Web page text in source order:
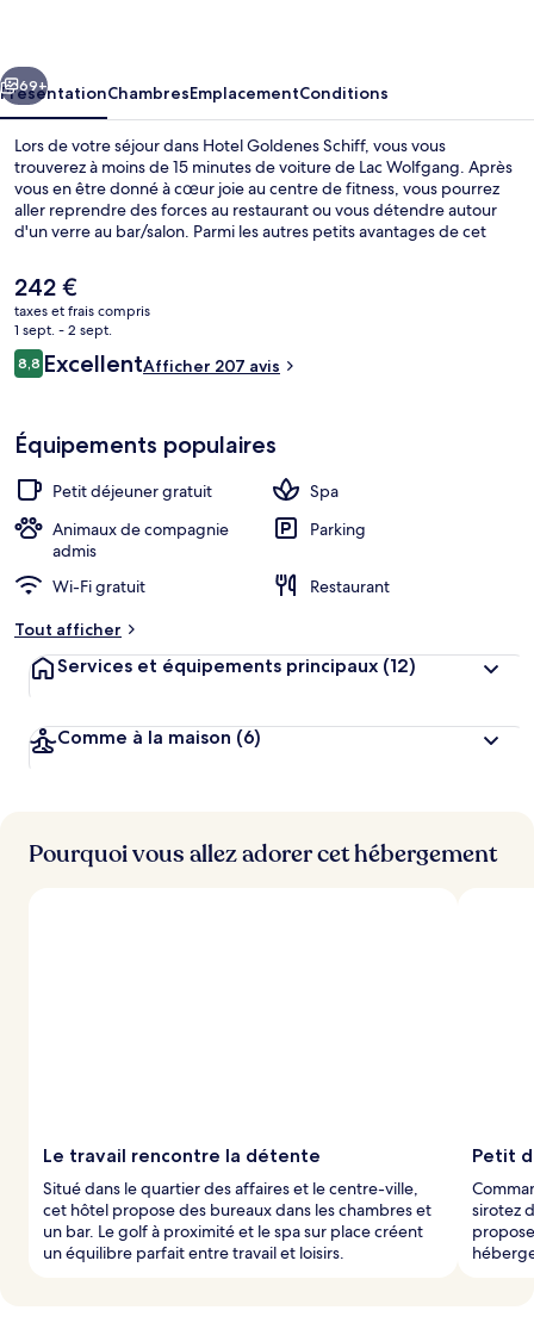
Suivant
69+
PrésentationChambresEmplacementConditions
Lors de votre séjour dans Hotel Goldenes Schiff, vous vous
trouverez à moins de 15 minutes de voiture de Lac Wolfgang. Après
vous en être donné à cœur joie au centre de fitness, vous pourrez
aller reprendre des forces au restaurant ou vous détendre autour
d'un verre au bar/salon. Parmi les autres petits avantages de cet
Le
prix
actuel
est
de
242 €
taxes et frais compris
1 sept. - 2 sept.
Avis
voyageurs
8,88,8 sur 10
ExcellentAfficher 207 avis
Équipements populaires
Petit déjeuner gratuit
Spa
Animaux de compagnie
admis
Parking
Wi-Fi gratuit
Restaurant
Tout afficher
Services et équipements principaux (12)
Comme à la maison (6)
Pourquoi vous allez adorer cet hébergement
Le travail rencontre la détente
Situé dans le quartier des affaires et le centre-ville,
cet hôtel propose des bureaux dans les chambres et
un bar. Le golf à proximité et le spa sur place créent
un équilibre parfait entre travail et loisirs.
Petit
sirotez